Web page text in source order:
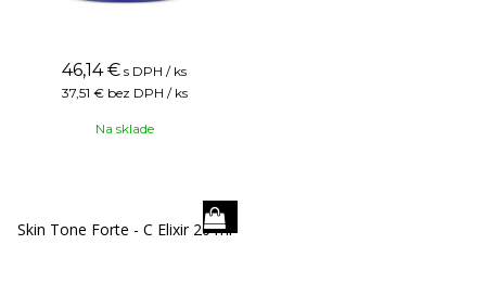
46,14 € s DPH / ks
37,51 € bez DPH / ks
Na sklade
Skin Tone Forte - C Elixir 20 ml